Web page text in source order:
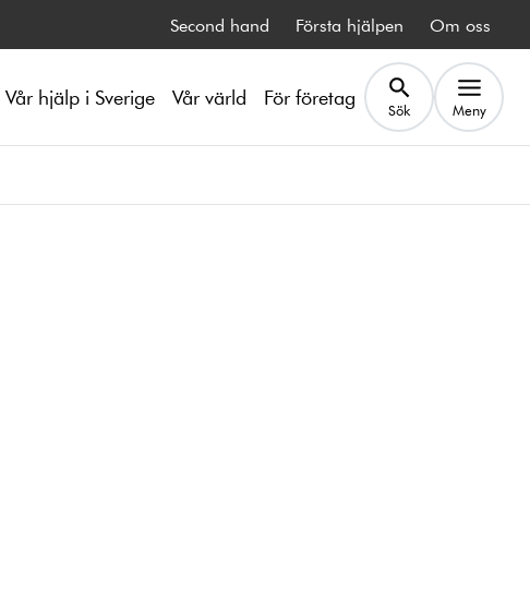
Second hand Första hjälpen Om oss
Vår hjälp i Sverige Vår värld För företag Sök Meny